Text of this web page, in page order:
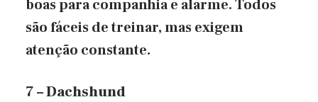
boas para companhia e alarme. Todos
são fáceis de treinar, mas exigem
atenção constante.
7 – Dachshund